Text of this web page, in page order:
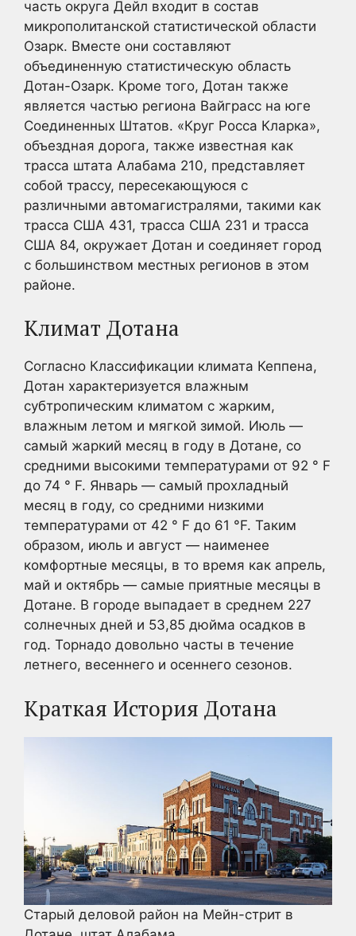
часть округа Дейл входит в состав
микрополитанской статистической области
Озарк. Вместе они составляют
объединенную статистическую область
Дотан-Озарк. Кроме того, Дотан также
является частью региона Вайграсс на юге
Соединенных Штатов. «Круг Росса Кларка»,
объездная дорога, также известная как
трасса штата Алабама 210, представляет
собой трассу, пересекающуюся с
различными автомагистралями, такими как
трасса США 431, трасса США 231 и трасса
США 84, окружает Дотан и соединяет город
с большинством местных регионов в этом
районе.
Климат Дотана
Согласно Классификации климата Кеппена,
Дотан характеризуется влажным
субтропическим климатом с жарким,
влажным летом и мягкой зимой. Июль —
самый жаркий месяц в году в Дотане, со
средними высокими температурами от 92 ° F
до 74 ° F. Январь — самый прохладный
месяц в году, со средними низкими
температурами от 42 ° F до 61 °F. Таким
образом, июль и август — наименее
комфортные месяцы, в то время как апрель,
май и октябрь — самые приятные месяцы в
Дотане. В городе выпадает в среднем 227
солнечных дней и 53,85 дюйма осадков в
год. Торнадо довольно часты в течение
летнего, весеннего и осеннего сезонов.
Краткая История Дотана
Старый деловой район на Мейн-стрит в